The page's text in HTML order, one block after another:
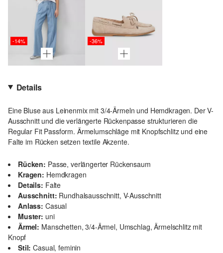
-14% -36%
Details
Eine Bluse aus Leinenmix mit 3/4-Ärmeln und Hemdkragen. Der V-
Ausschnitt und die verlängerte Rückenpasse strukturieren die
Regular Fit Passform. Ärmelumschläge mit Knopfschlitz und eine
Falte im Rücken setzen textile Akzente.
Rücken: Passe, verlängerter Rückensaum
Kragen: Hemdkragen
Details: Falte
Ausschnitt: Rundhalsausschnitt, V-Ausschnitt
Anlass: Casual
Muster: uni
Ärmel: Manschetten, 3/4-Ärmel, Umschlag, Ärmelschlitz mit
Knopf
Stil: Casual, feminin